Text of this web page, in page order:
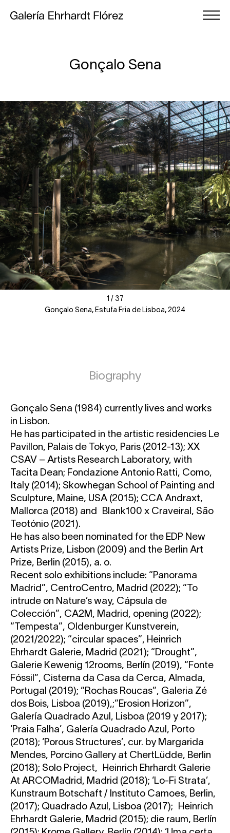
Gonçalo Sena
1 / 37
1 / 37
Gonçalo Sena, Estufa Fria de Lisboa, 2024
Biography
Gonçalo Sena (1984) currently lives and works
in Lisbon.
He has participated in the artistic residencies Le
Pavillon, Palais de Tokyo, Paris (2012-13); XX
CSAV – Artists Research Laboratory, with
Tacita Dean; Fondazione Antonio Ratti, Como,
Italy (2014); Skowhegan School of Painting and
Sculpture, Maine, USA (2015); CCA Andraxt,
Mallorca (2018) and Blank100 x Craveiral, São
Teotónio (2021).
He has also been nominated for the EDP New
Artists Prize, Lisbon (2009) and the Berlin Art
Prize, Berlin (2015), a. o.
Recent solo exhibitions include: “Panorama
Madrid”, CentroCentro, Madrid (2022); “To
intrude on Nature’s way, Cápsula de
Colección”, CA2M, Madrid, opening (2022);
“Tempesta”, Oldenburger Kunstverein,
(2021/2022); “circular spaces”, Heinrich
Ehrhardt Galerie, Madrid (2021); “Drought”,
Galerie Kewenig 12rooms, Berlín (2019), “Fonte
Fóssil”, Cisterna da Casa da Cerca, Almada,
Portugal (2019); “Rochas Roucas”, Galeria Zé
dos Bois, Lisboa (2019),;“Erosion Horizon”,
Galería Quadrado Azul, Lisboa (2019 y 2017);
‘Praia Falha’, Galería Quadrado Azul, Porto
(2018); ‘Porous Structures’, cur. by Margarida
Mendes, Porcino Gallery at ChertLüdde, Berlin
(2018); Solo Project, Heinrich Ehrhardt Galerie
At ARCOMadrid, Madrid (2018); ‘Lo-Fi Strata’,
Kunstraum Botschaft / Instituto Camoes, Berlin,
(2017); Quadrado Azul, Lisboa (2017); Heinrich
Ehrhardt Galerie, Madrid (2015); die raum, Berlín